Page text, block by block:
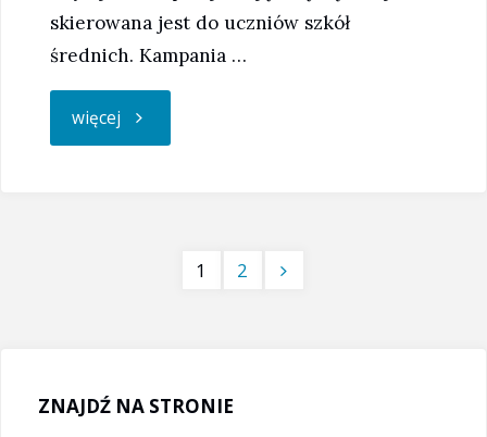
skierowana jest do uczniów szkół
średnich. Kampania …
więcej "Akcja
wpisów
1 2
ZNAJDŹ NA STRONIE